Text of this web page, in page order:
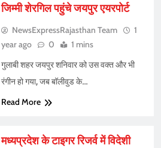
जिम्मी शेरगिल पहुंचे जयपुर एयरपोर्ट
NewsExpressRajasthan Team
1
year ago
0 1 mins
गुलाबी शहर जयपुर शनिवार को उस वक्त और भी
रंगीन हो गया, जब बॉलीवुड के…
Read More
मध्यप्रदेश के टाइगर रिजर्व में विदेशी